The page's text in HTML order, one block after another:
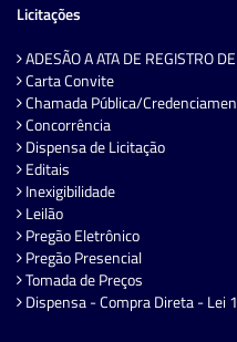
Licitações
ADESÃO A ATA DE REGISTRO
Carta Convite
Chamada Pública/
Concorrência
Dispensa de Licitação
Editais
Inexigibilidade
Leilão
Pregão Eletrônico
Pregão Presencial
Tomada de Preços
Dispensa - Compra Direta - Lei